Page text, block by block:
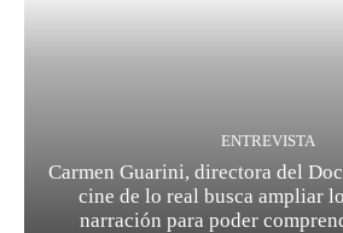
ENTREVISTA
Carmen Guarini, directora del
cine de lo real busca ampliar
narración para poder